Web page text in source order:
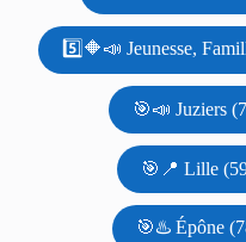
5️⃣🔶📣 Jeunesse,
🎯📣 Juziers
🎯📍 Lille
🎯♨️ Épône